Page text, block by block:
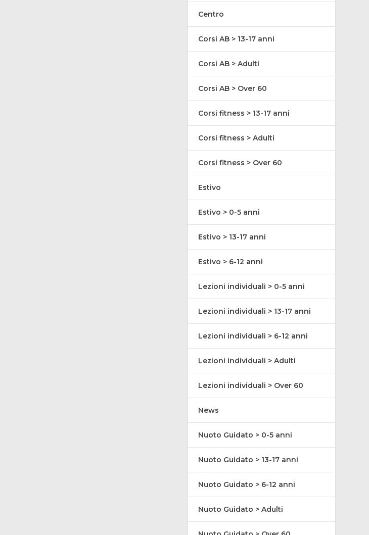
Centro
Corsi AB > 13-17 anni
Corsi AB > Adulti
Corsi AB > Over 60
Corsi fitness > 13-17 anni
Corsi fitness > Adulti
Corsi fitness > Over 60
Estivo
Estivo > 0-5 anni
Estivo > 13-17 anni
Estivo > 6-12 anni
Lezioni individuali > 0-5 anni
Lezioni individuali > 13-17 anni
Lezioni individuali > 6-12 anni
Lezioni individuali > Adulti
Lezioni individuali > Over 60
News
Nuoto Guidato > 0-5 anni
Nuoto Guidato > 13-17 anni
Nuoto Guidato > 6-12 anni
Nuoto Guidato > Adulti